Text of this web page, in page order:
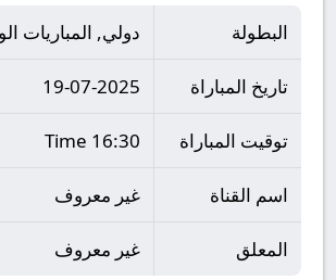
البطولة دولي, المباريات
تاريخ المباراة 19-07-2025
توقيت المباراة 16:30 Time
اسم القناة غير معروف
المعلق غير معروف